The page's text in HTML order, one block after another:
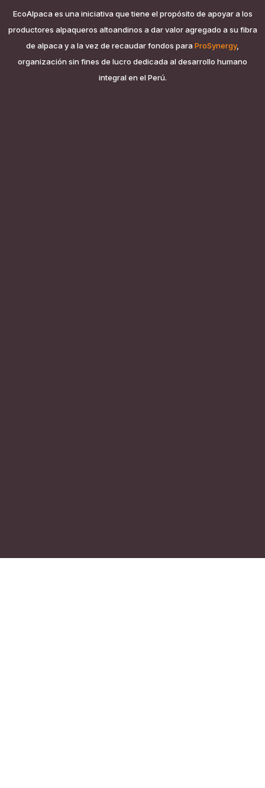
EcoAlpaca es una iniciativa que tiene el propósito de apoyar a los
productores alpaqueros altoandinos a dar valor agregado a su fibra
de alpaca y a la vez de recaudar fondos para ProSynergy,
organización sin fines de lucro dedicada al desarrollo humano
integral en el Perú.